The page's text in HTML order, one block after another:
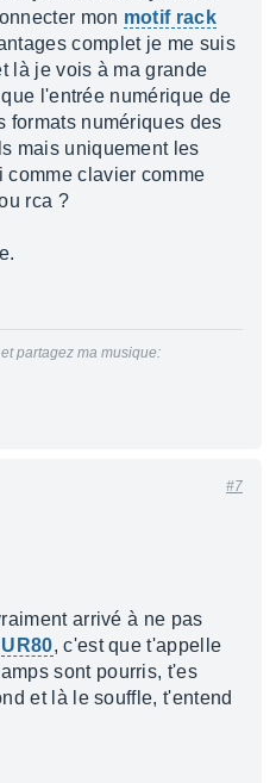
mon motif rack
complet je me suis
là je vois à ma grande
l'entrée numérique de
formats numériques des
mais uniquement les
comme clavier comme
rca ?
partagez ma musique:
#7
arrivé à ne pas
UR80, c'est que t'appelle
sont pourris, t'es
et là le souffle, t'entend